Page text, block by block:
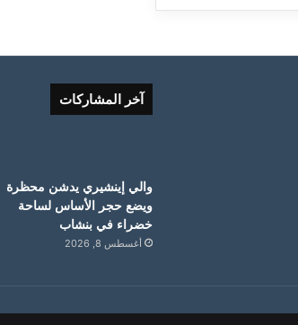
آخر المشاركات
والي إينشيري يدشن محظرة
ويضع حجر الأساس لساحة
خضراء في بنشاب
أغسطس 8, 2026